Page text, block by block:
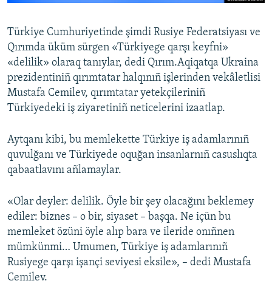
RFE/RS bütün saytları
Türkiye Cumhuriyetinde şimdi Rusiye Federatsiyası ve
Qırımda üküm sürgen «Türkiyege qarşı keyfni»
«delilik» olaraq tanıylar, dedi Qırım.Aqiqatqa Ukraina
prezidentiniñ qırımtatar halqınıñ işlerinden vekâletlisi
Mustafa Cemilev, qırımtatar yetekçileriniñ
Türkiyedeki iş ziyaretiniñ neticelerini izaatlap.
Aytqanı kibi, bu memlekette Türkiye iş adamlarınıñ
quvulğanı ve Türkiyede oquğan insanlarnıñ casuslıqta
qabaatlavını añlamaylar.
«Olar deyler: delilik. Öyle bir şey olacağını beklemey
ediler: biznes – o bir, siyaset – başqa. Ne içün bu
memleket özüni öyle alıp bara ve ileride onıñnen
mümkünmi… Umumen, Türkiye iş adamlarınıñ
Rusiyege qarşı işançi seviyesi eksile», – dedi Mustafa
Cemilev.